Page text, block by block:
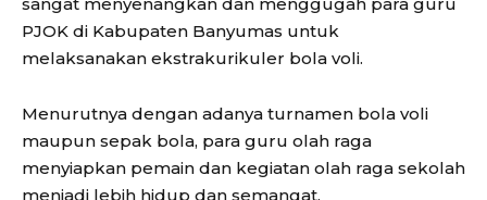
PJOK di Kabupaten Banyumas untuk
melaksanakan ekstrakurikuler bola voli.
Menurutnya dengan adanya turnamen bola voli
maupun sepak bola, para guru olah raga
menyiapkan pemain dan kegiatan olah raga sekolah
menjadi lebih hidup dan semangat.